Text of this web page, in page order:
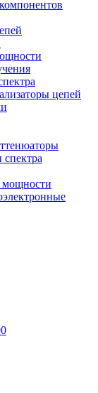
цепей
мощности